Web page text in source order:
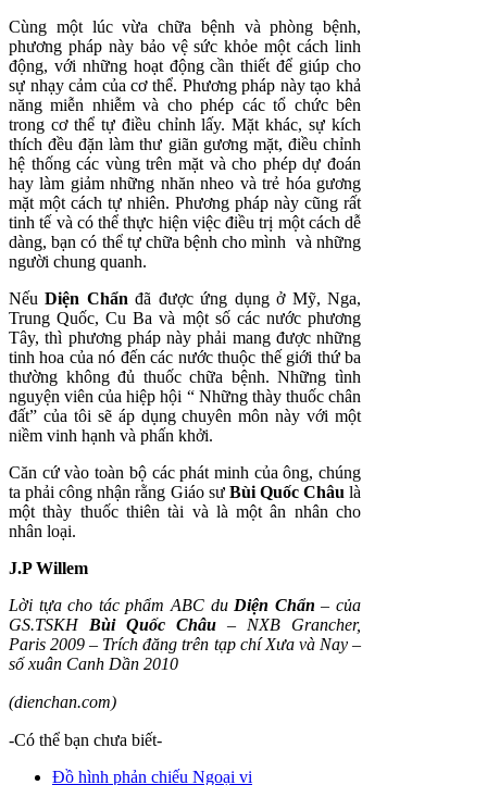
Cùng một lúc vừa chữa bệnh và phòng bệnh,
phương pháp này bảo vệ sức khỏe một cách linh
động, với những hoạt động cần thiết để giúp cho
sự nhạy cảm của cơ thể. Phương pháp này tạo khả
năng miễn nhiễm và cho phép các tổ chức bên
trong cơ thể tự điều chỉnh lấy. Mặt khác, sự kích
thích đều đặn làm thư giãn gương mặt, điều chỉnh
hệ thống các vùng trên mặt và cho phép dự đoán
hay làm giảm những nhăn nheo và trẻ hóa gương
mặt một cách tự nhiên. Phương pháp này cũng rất
tinh tế và có thể thực hiện việc điều trị một cách dễ
dàng, bạn có thể tự chữa bệnh cho mình và những
người chung quanh.
NếuDiện Chẩn đã được ứng dụng ở Mỹ, Nga,
Trung Quốc, Cu Ba và một số các nước phương
Tây, thì phương pháp này phải mang được những
tinh hoa của nó đến các nước thuộc thế giới thứ ba
thường không đủ thuốc chữa bệnh. Những tình
nguyện viên của hiệp hội “ Những thày thuốc chân
đất” của tôi sẽ áp dụng chuyên môn này với một
niềm vinh hạnh và phấn khởi.
Căn cứ vào toàn bộ các phát minh của ông, chúng
ta phải công nhận rằng Giáo sư Bùi Quốc Châu là
một thày thuốc thiên tài và là một ân nhân cho
nhân loại.
J.P Willem
Lời tựa cho tác phẩm ABC du Diện Chẩn – của
GS.TSKH Bùi Quốc Châu – NXB Grancher,
Paris 2009 – Trích đăng trên tạp chí Xưa và Nay –
số xuân Canh Dần 2010
(dienchan.com)
-Có thể bạn chưa biết-
Đồ hình phản chiếu Ngoại vi